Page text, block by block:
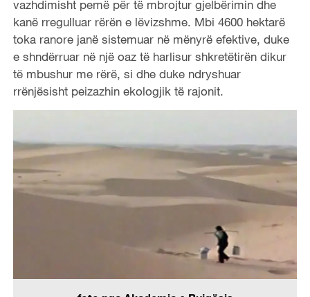
vazhdimisht pemë për të mbrojtur gjelbërimin dhe
kanë rregulluar rërën e lëvizshme. Mbi 4600 hektarë
toka ranore janë sistemuar në mënyrë efektive, duke
e shndërruar në një oaz të harlisur shkretëtirën dikur
të mbushur me rërë, si dhe duke ndryshuar
rrënjësisht peizazhin ekologjik të rajonit.